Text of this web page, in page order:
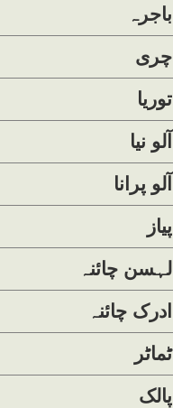
باجرہ
چری
توریا
آلو نیا
آلو پرانا
پیاز
لہسن چائنہ
ادرک چائنہ
ٹماٹر
پالک